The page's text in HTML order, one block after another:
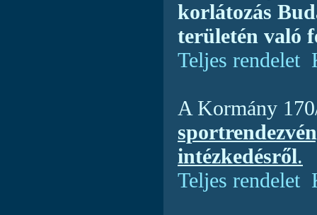
korlátozás
területén való
Teljes rendelet
A Kormány
intézkedésről.
Teljes rendelet